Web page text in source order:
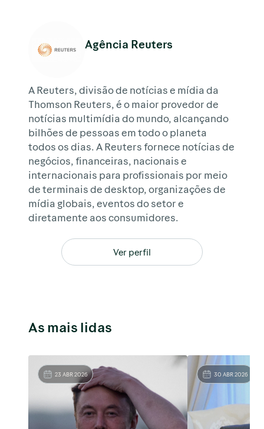
Agência Reuters
A Reuters, divisão de notícias e mídia da
Thomson Reuters, é o maior provedor de
notícias multimídia do mundo, alcançando
bilhões de pessoas em todo o planeta
todos os dias. A Reuters fornece notícias de
negócios, financeiras, nacionais e
internacionais para profissionais por meio
de terminais de desktop, organizações de
mídia globais, eventos do setor e
diretamente aos consumidores.
Ver perfil
As mais lidas
23 ABR 2026 30 ABR 2026